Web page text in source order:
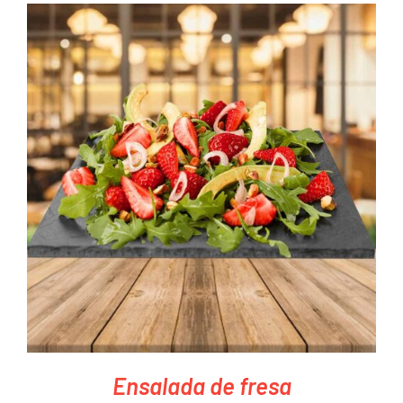
PEDIR AHORA
/
DETAILS
Ensalada de fresa